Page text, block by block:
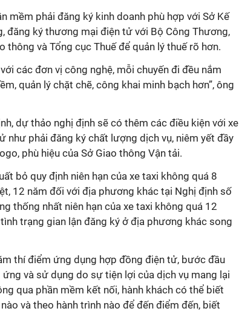
mềm phải đăng ký kinh doanh phù hợp với Sở Kế
đăng ký thương mại điện tử với Bộ Công Thương,
thông và Tổng cục Thuế để quản lý thuế rõ hơn.
các đơn vị công nghệ, mỗi chuyến đi đều nắm
quản lý chặt chẽ, công khai minh bạch hơn”, ông
dự thảo nghị định sẽ có thêm các điều kiện với xe
như phải đăng ký chất lượng dịch vụ, niêm yết đầy
phù hiệu của Sở Giao thông Vận tải.
bỏ quy định niên hạn của xe taxi không quá 8
12 năm đối với địa phương khác tại Nghị định số
thống nhất niên hạn của xe taxi không quá 12
trạng gian lận đăng ký ở địa phương khác song
thí điểm ứng dụng hợp đồng điện tử, bước đầu
và sử dụng do sự tiện lợi của dịch vụ mang lại
qua phần mềm kết nối, hành khách có thể biết
và theo hành trình nào để đến điểm đến, biết